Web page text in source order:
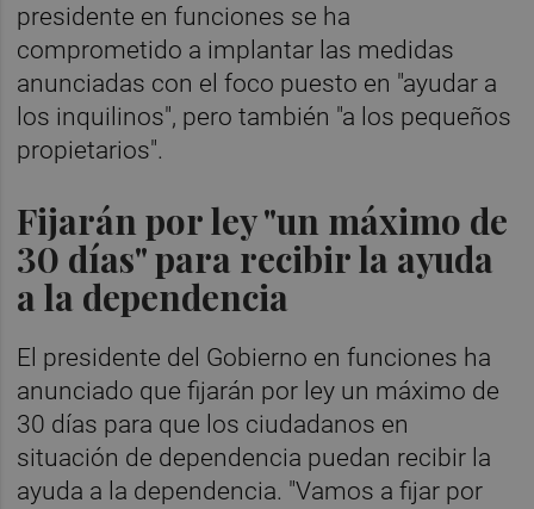
presidente en funciones se ha
comprometido a implantar las medidas
anunciadas con el foco puesto en "ayudar a
los inquilinos", pero también "a los pequeños
propietarios".
Fijarán por ley "un máximo de
30 días" para recibir la ayuda
a la dependencia
El presidente del Gobierno en funciones ha
anunciado que fijarán por ley un máximo de
30 días para que los ciudadanos en
situación de dependencia puedan recibir la
ayuda a la dependencia. "Vamos a fijar por